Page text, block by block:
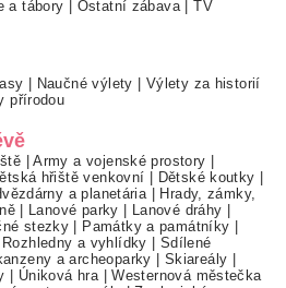
a tábory Ostatní zábava |TV
Naučné výlety
Výlety za historií
přírodou
|Army a vojenské prostory
hřiště venkovní Dětské koutky
a planetária
Hrady, zámky,
| Lanové parky Lanové dráhy
stezky Památky a památníky
Rozhledny a vyhlídky
Sdílené
a archeoparky Skiareály
Úniková hra |Westernová městečka